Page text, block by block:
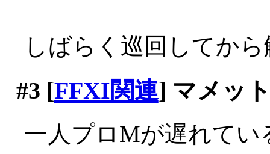
しばらく巡回してか
#3 [FFXI関連] マメッ
一人プロMが遅れて